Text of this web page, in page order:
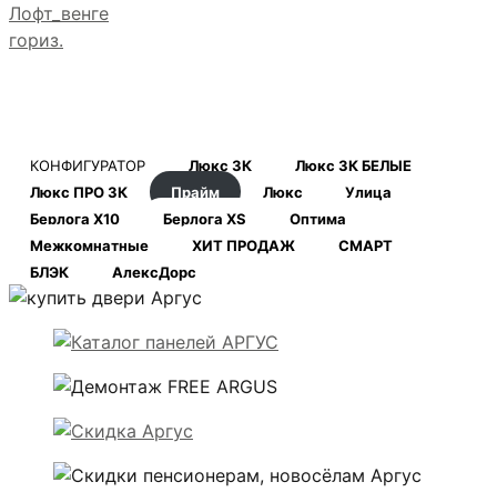
Лофт_венге
гориз.
КОНФИГУРАТОР Люкс 3К
Люкс 3К БЕЛЫЕ
Люкс ПРО 3К
Прайм Люкс
Улица
Берлога Х10
Берлога XS
Оптима
Межкомнатные
ХИТ ПРОДАЖ
СМАРТ
БЛЭК
АлексДорс